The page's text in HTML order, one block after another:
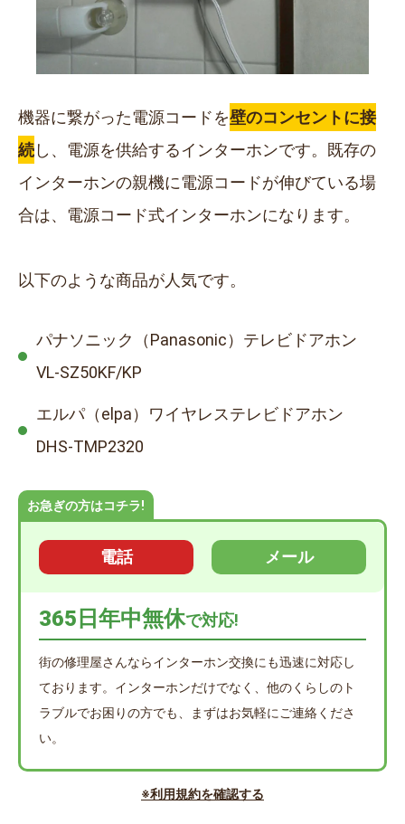
機器に繋がった電源コードを壁のコンセントに接
続し、電源を供給するインターホンです。既存の
インターホンの親機に電源コードが伸びている場
合は、電源コード式インターホンになります。
以下のような商品が人気です。
パナソニック（Panasonic）テレビドアホン
VL-SZ50KF/KP
エルパ（elpa）ワイヤレステレビドアホン
DHS-TMP2320
お急ぎの方はコチラ!
365日年中無休で対応!
街の修理屋さんならインターホン交換にも迅速に対応し
ております。インターホンだけでなく、他のくらしのト
ラブルでお困りの方でも、まずはお気軽にご連絡くださ
い。
電話 メール
※利用規約を確認する